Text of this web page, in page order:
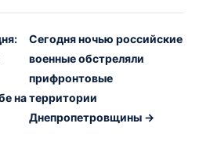
на
Сегодня ночью российские
военные обстреляли
прифронтовые
территории
Днепропетровщины →